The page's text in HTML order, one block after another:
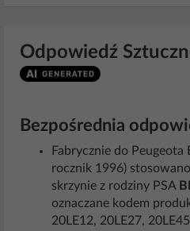
Odpowiedź
Bezpośrednia
Fabrycznie do Peugeota
rocznik 1996)
skrzynie z rodziny PSA
oznaczane kodem
20LE12, 20LE27,